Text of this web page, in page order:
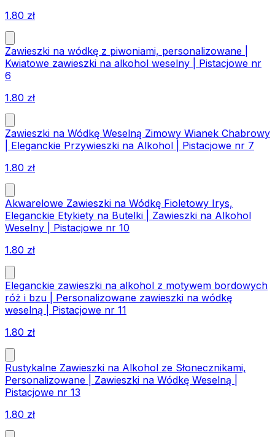
1.80 zł
Zawieszki na wódkę z piwoniami, personalizowane |
Kwiatowe zawieszki na alkohol weselny | Pistacjowe nr
6
1.80 zł
Zawieszki na Wódkę Weselną Zimowy Wianek Chabrowy
| Eleganckie Przywieszki na Alkohol | Pistacjowe nr 7
1.80 zł
Akwarelowe Zawieszki na Wódkę Fioletowy Irys,
Eleganckie Etykiety na Butelki | Zawieszki na Alkohol
Weselny | Pistacjowe nr 10
1.80 zł
Eleganckie zawieszki na alkohol z motywem bordowych
róż i bzu | Personalizowane zawieszki na wódkę
weselną | Pistacjowe nr 11
1.80 zł
Rustykalne Zawieszki na Alkohol ze Słonecznikami,
Personalizowane | Zawieszki na Wódkę Weselną |
Pistacjowe nr 13
1.80 zł